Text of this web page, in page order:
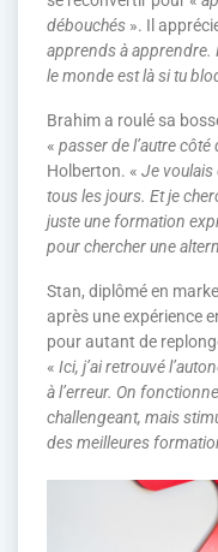
débouchés ». Il
apprends à apprendre.
le monde est là si tu
Brahim a roulé sa
« passer de l’autre
Holberton. « Je voulais
tous les jours. Et je
juste une formation
pour chercher une
Stan, diplômé en
après une expérience
pour autant de
« Ici, j’ai retrouvé
à l’erreur. On
challengeant, mais
des meilleures